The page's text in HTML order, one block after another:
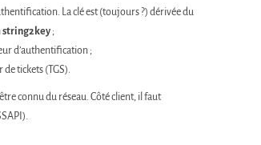
La clé est (toujours ?) dérivée du
string2key ;
d’authentification ;
tickets (TGS).
être connu du réseau. Côté client, il faut